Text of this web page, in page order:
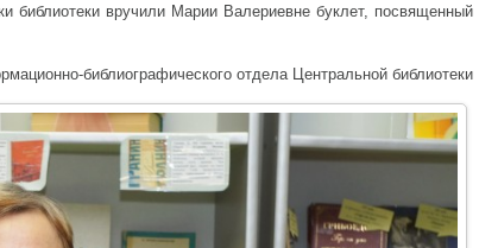
библиотеки вручили Марии Валериевне буклет, посвященный
библиографического отдела Центральной библиотеки